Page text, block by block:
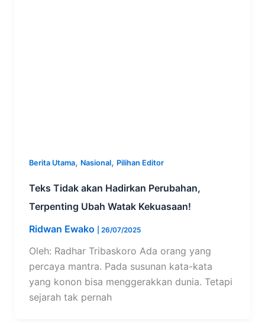
Berita Utama, Nasional, Pilihan Editor
Teks Tidak akan Hadirkan Perubahan,
Terpenting Ubah Watak Kekuasaan!
Ridwan Ewako
26/07/2025
Oleh: Radhar Tribaskoro Ada orang yang
percaya mantra. Pada susunan kata-kata
yang konon bisa menggerakkan dunia. Tetapi
sejarah tak pernah